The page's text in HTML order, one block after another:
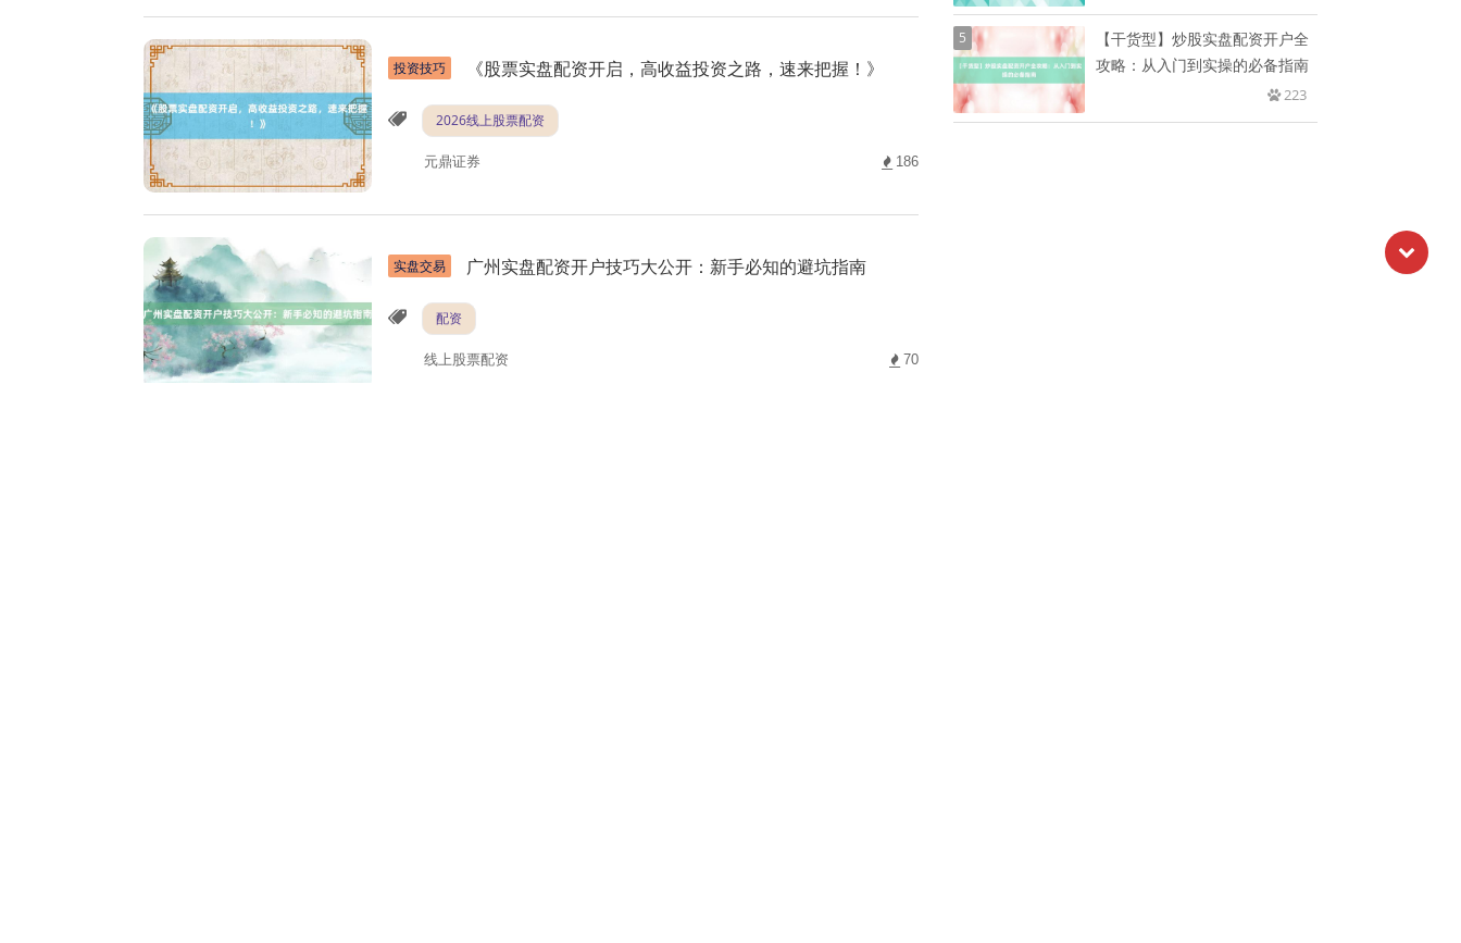
投资技巧 《股票实盘配资开启，高收益投资之路，速来把握！》
2026线上股票配资
元鼎证券 186
实盘交易 广州实盘配资开户技巧大公开：新手必知的避坑指南
配资
线上股票配资 70
5
【干货型】炒股实盘配资开户全
攻略：从入门到实操的必备指南
223